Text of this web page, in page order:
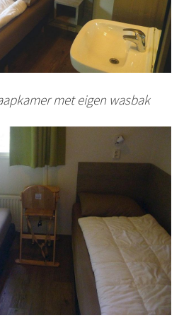
met eigen wasbak